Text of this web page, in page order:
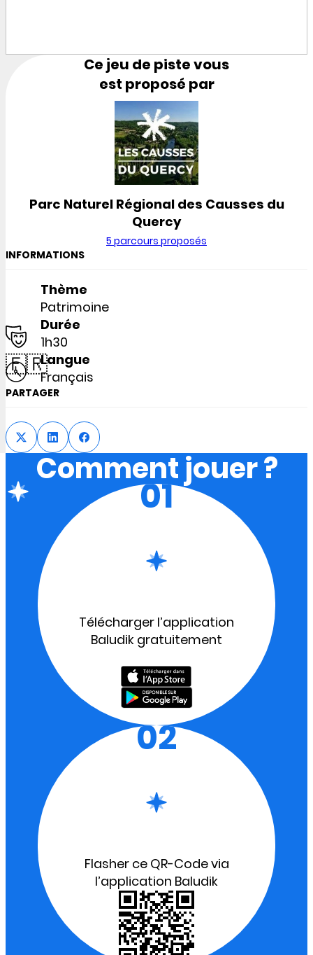
Ce jeu de piste vous
est proposé par
Parc Naturel Régional des Causses du
Quercy
5 parcours proposés
INFORMATIONS
Thème
Patrimoine
Durée
1h30
🇫🇷Langue
Français
PARTAGER
Comment jouer ?
01
Télécharger l’application
Baludik gratuitement
02
Flasher ce QR-Code via
l’application Baludik